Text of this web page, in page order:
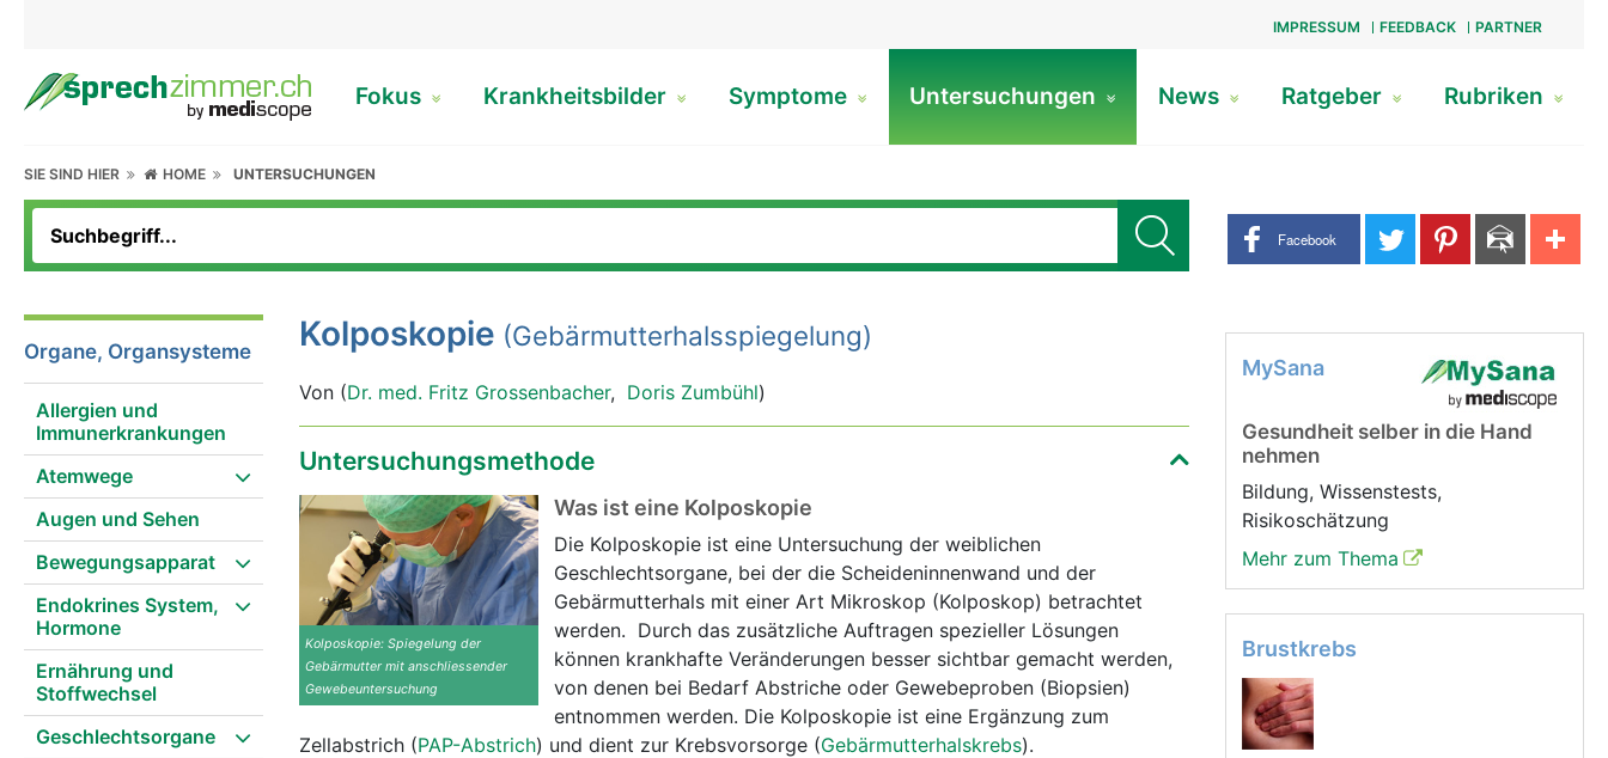
IMPRESSUM FEEDBACK PARTNER
Fokus Krankheitsbilder Symptome Untersuchungen News Ratgeber Rubriken
SIE SIND HIER HOME UNTERSUCHUNGEN
Share buttons
Facebook
Organe, Organsysteme
Allergien und
Immunerkrankungen
Atemwege
Augen und Sehen
Bewegungsapparat
Endokrines System,
Hormone
Ernährung und
Stoffwechsel
Geschlechtsorgane
Kolposkopie (Gebärmutterhalsspiegelung)
Von (Dr. med. Fritz Grossenbacher, Doris Zumbühl)
Untersuchungsmethode
Kolposkopie: Spiegelung der
Gebärmutter mit anschliessender
Gewebeuntersuchung
Was ist eine Kolposkopie
Die Kolposkopie ist eine Untersuchung der weiblichen
Geschlechtsorgane, bei der die Scheideninnenwand und der
Gebärmutterhals mit einer Art Mikroskop (Kolposkop) betrachtet
werden. Durch das zusätzliche Auftragen spezieller Lösungen
können krankhafte Veränderungen besser sichtbar gemacht werden,
von denen bei Bedarf Abstriche oder Gewebeproben (Biopsien)
entnommen werden. Die Kolposkopie ist eine Ergänzung zum
Zellabstrich (PAP-Abstrich) und dient zur Krebsvorsorge (Gebärmutterhalskrebs).
MySana
Gesundheit selber in die Hand
nehmen
Bildung, Wissenstests,
Risikoschätzung
Mehr zum Thema
Brustkrebs